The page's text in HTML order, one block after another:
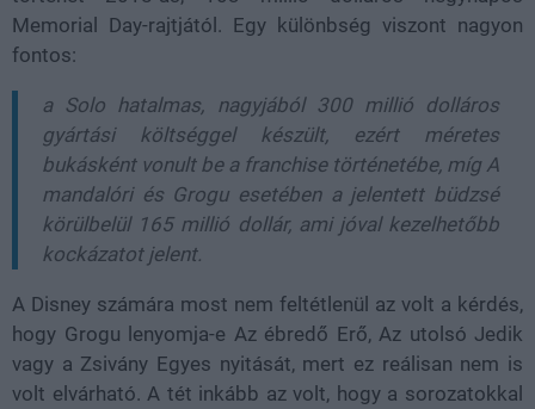
Memorial Day-rajtjától. Egy különbség viszont nagyon
fontos:
a Solo hatalmas, nagyjából 300 millió dolláros
gyártási költséggel készült, ezért méretes
bukásként vonult be a franchise történetébe, míg A
mandalóri és Grogu esetében a jelentett büdzsé
körülbelül 165 millió dollár, ami jóval kezelhetőbb
kockázatot jelent.
A Disney számára most nem feltétlenül az volt a kérdés,
hogy Grogu lenyomja-e Az ébredő Erő, Az utolsó Jedik
vagy a Zsivány Egyes nyitását, mert ez reálisan nem is
volt elvárható. A tét inkább az volt, hogy a sorozatokkal